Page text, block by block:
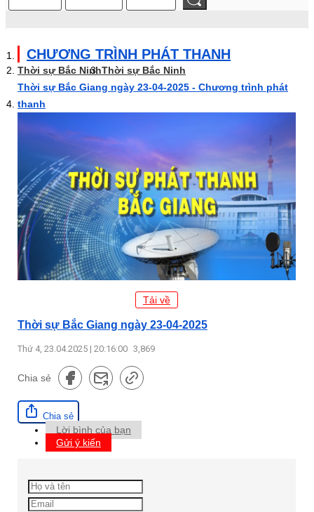
CHƯƠNG TRÌNH PHÁT THANH
Thời sự Bắc NinhThời sự Bắc Ninh
Thời sự Bắc Giang ngày 23-04-2025 - Chương trình phát
thanh
Tải về
Thời sự Bắc Giang ngày 23-04-2025
Thứ 4, 23.04.2025 | 20:16:00 3,869
Chia sẻ
Chia sẻ
Lời bình của bạn
Gửi ý kiến